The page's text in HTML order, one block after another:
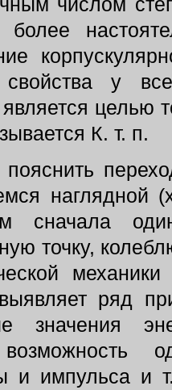
свойства у
целью
К. т. п.
наглядной
сначала
точку,
ряд
значения
и импульса и